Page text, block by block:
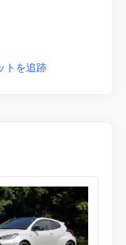
トを追跡